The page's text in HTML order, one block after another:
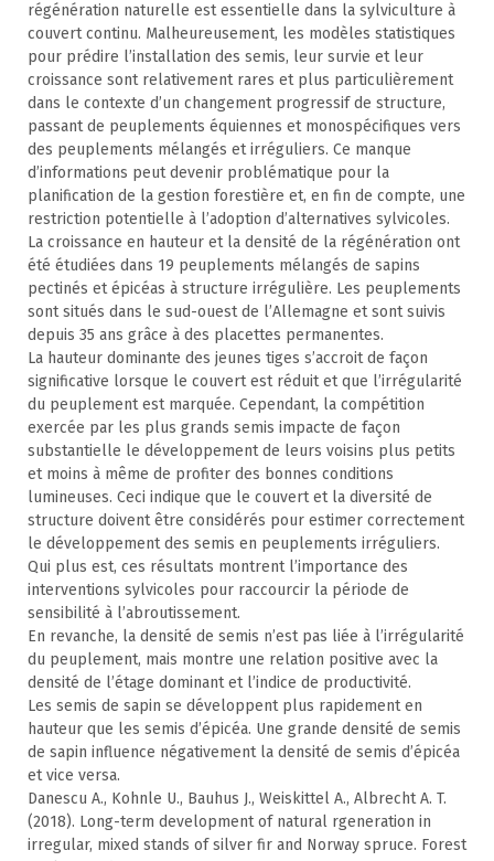
régénération naturelle est essentielle dans la sylviculture à
couvert continu. Malheureusement, les modèles statistiques
pour prédire l’installation des semis, leur survie et leur
croissance sont relativement rares et plus particulièrement
dans le contexte d’un changement progressif de structure,
passant de peuplements équiennes et monospécifiques vers
des peuplements mélangés et irréguliers. Ce manque
d’informations peut devenir problématique pour la
planification de la gestion forestière et, en fin de compte, une
restriction potentielle à l’adoption d’alternatives sylvicoles.
La croissance en hauteur et la densité de la régénération ont
été étudiées dans 19 peuplements mélangés de sapins
pectinés et épicéas à structure irrégulière. Les peuplements
sont situés dans le sud-ouest de l’Allemagne et sont suivis
depuis 35 ans grâce à des placettes permanentes.
La hauteur dominante des jeunes tiges s’accroit de façon
significative lorsque le couvert est réduit et que l’irrégularité
du peuplement est marquée. Cependant, la compétition
exercée par les plus grands semis impacte de façon
substantielle le développement de leurs voisins plus petits
et moins à même de profiter des bonnes conditions
lumineuses. Ceci indique que le couvert et la diversité de
structure doivent être considérés pour estimer correctement
le développement des semis en peuplements irréguliers.
Qui plus est, ces résultats montrent l’importance des
interventions sylvicoles pour raccourcir la période de
sensibilité à l’abroutissement.
En revanche, la densité de semis n’est pas liée à l’irrégularité
du peuplement, mais montre une relation positive avec la
densité de l’étage dominant et l’indice de productivité.
Les semis de sapin se développent plus rapidement en
hauteur que les semis d’épicéa. Une grande densité de semis
de sapin influence négativement la densité de semis d’épicéa
et vice versa.
Danescu A., Kohnle U., Bauhus J., Weiskittel A., Albrecht A. T.
(2018). Long-term development of natural rgeneration in
irregular, mixed stands of silver fir and Norway spruce. Forest